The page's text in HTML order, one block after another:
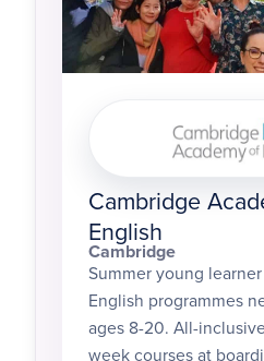
Cambridge
English
Cambridge
Summer young
English programmes
ages 8-20. All-
week courses at